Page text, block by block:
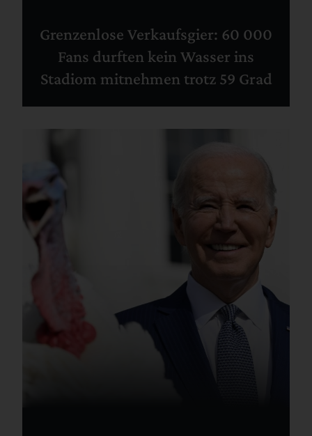
Grenzenlose Verkaufsgier: 60 000
Fans durften kein Wasser ins
Stadiom mitnehmen trotz 59 Grad